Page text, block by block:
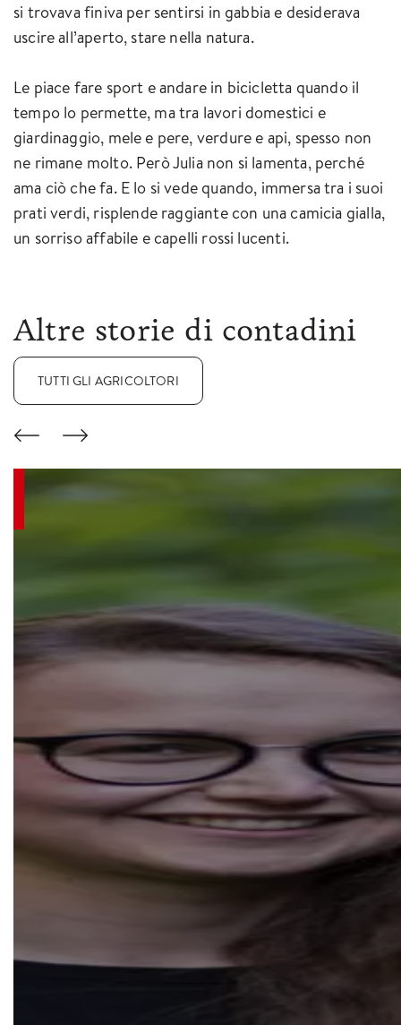
si trovava finiva per sentirsi in gabbia e desiderava
uscire all’aperto, stare nella natura.
Le piace fare sport e andare in bicicletta quando il
tempo lo permette, ma tra lavori domestici e
giardinaggio, mele e pere, verdure e api, spesso non
ne rimane molto. Però Julia non si lamenta, perché
ama ciò che fa. E lo si vede quando, immersa tra i suoi
prati verdi, risplende raggiante con una camicia gialla,
un sorriso affabile e capelli rossi lucenti.
Altre storie di contadini
TUTTI GLI AGRICOLTORI